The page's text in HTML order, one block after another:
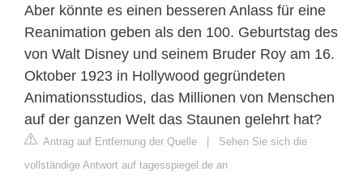
Aber könnte es einen besseren Anlass für eine
Reanimation geben als den 100. Geburtstag des
von Walt Disney und seinem Bruder Roy am 16.
Oktober 1923 in Hollywood gegründeten
Animationsstudios, das Millionen von Menschen
auf der ganzen Welt das Staunen gelehrt hat?
Antrag auf Entfernung der Quelle | Sehen Sie sich die
vollständige Antwort auf tagesspiegel.de an